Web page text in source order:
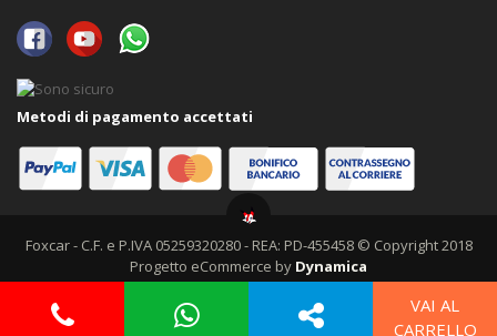
Metodi di pagamento accettati
Foxcar - C.F. e P.IVA 05259320280 - REA: PD-455458 © Copyright 2018
Progetto eCommerce by Dynamica
VAI AL
CARRELLO